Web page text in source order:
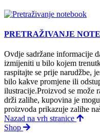
PRETRAŽIVANJE
Ovdje sadržane informacije
izmijeniti u bilo kojem
raspitajte se prije narudžbe,
bilo kakve promjene ili
ilustracije.Proizvod se može
drži zalihe, kupovina je
proizvoda prikazuje zalihe
Nazad na vrh stranice
Shop